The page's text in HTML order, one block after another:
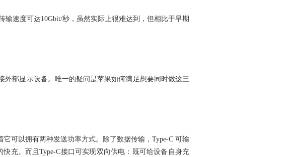
速度可达10Gbit/秒，虽然实际上很难达到，但相比于早期
外部显示设备。唯一的疑问是苹果如何满足想要同时做这三
可以拥有两种发送功率方式。除了数据传输，Type-C 可输
充。而且Type-C接口可实现双向供电：既可给设备自身充